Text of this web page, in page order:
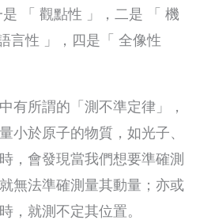
「 觀點性 」，二是 「 機
言性 」，四是「 全像性
有所謂的「測不準定律」，
小於原子的物質，如光子、
，會發現當我們想要準確測
無法準確測量其動量；亦或
，就測不定其位置。